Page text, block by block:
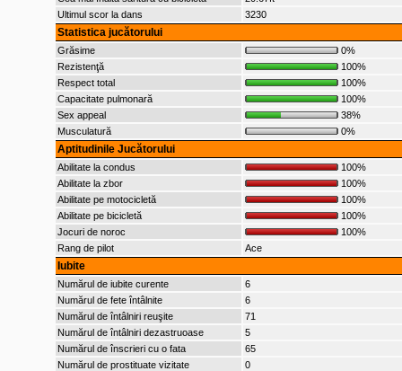
Ultimul scor la dans
3230
Statistica jucătorului
Grăsime
0%
Rezistenţă
100%
Respect total
100%
Capacitate pulmonară
100%
Sex appeal
38%
Musculatură
0%
Aptitudinile Jucătorului
Abilitate la condus
100%
Abilitate la zbor
100%
Abilitate pe motocicletă
100%
Abilitate pe bicicletă
100%
Jocuri de noroc
100%
Rang de pilot
Ace
Iubite
Numărul de iubite curente
6
Numărul de fete întâlnite
6
Numărul de întâlniri reuşite
71
Numărul de întâlniri dezastruoase
5
Numărul de înscrieri cu o fata
65
Numărul de prostituate vizitate
0